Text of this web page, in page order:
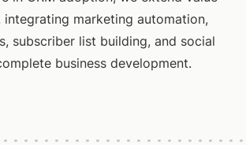
integrating marketing automation,
subscriber list building, and social
business development.